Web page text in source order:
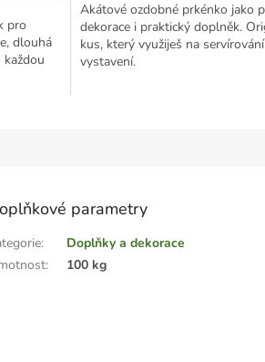
pro
dlouhá
Akátové ozdobné prkénko jako
dekorace i praktický doplněk.
kus, který využiješ na
vystavení.
parametry
:
Doplňky a dekorace
: 100 kg